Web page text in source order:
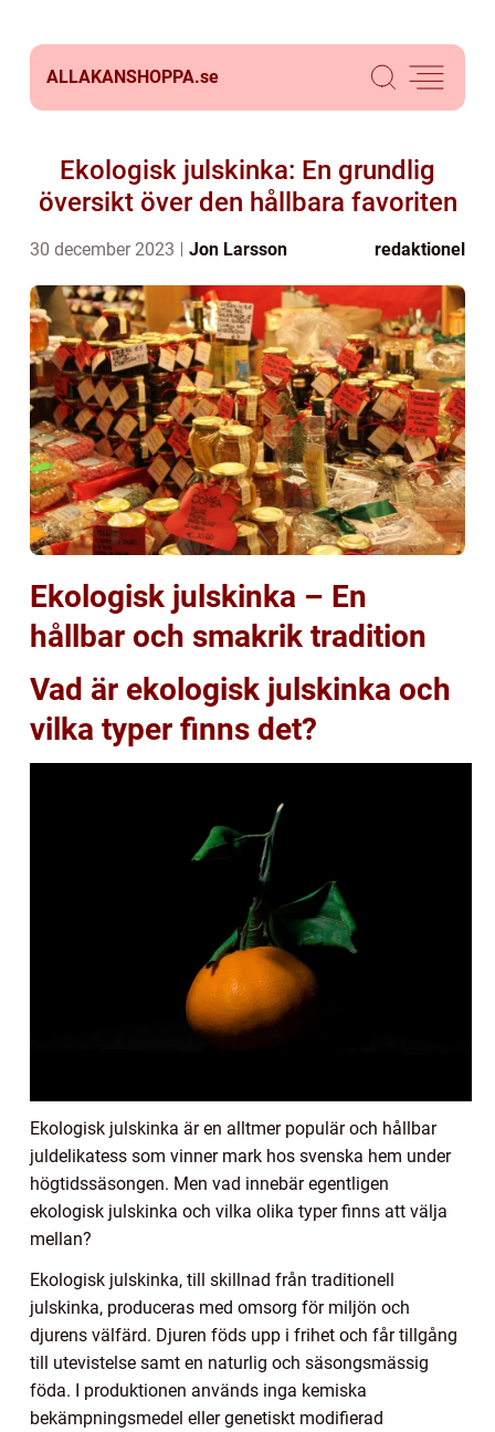
ALLAKANSHOPPA.se
Ekologisk julskinka: En grundlig
översikt över den hållbara favoriten
30 december 2023 Jon Larsson redaktionel
Ekologisk julskinka – En
hållbar och smakrik tradition
Vad är ekologisk julskinka och
vilka typer finns det?
Ekologisk julskinka är en alltmer populär och hållbar
juldelikatess som vinner mark hos svenska hem under
högtidssäsongen. Men vad innebär egentligen
ekologisk julskinka och vilka olika typer finns att välja
mellan?
Ekologisk julskinka, till skillnad från traditionell
julskinka, produceras med omsorg för miljön och
djurens välfärd. Djuren föds upp i frihet och får tillgång
till utevistelse samt en naturlig och säsongsmässig
föda. I produktionen används inga kemiska
bekämpningsmedel eller genetiskt modifierad